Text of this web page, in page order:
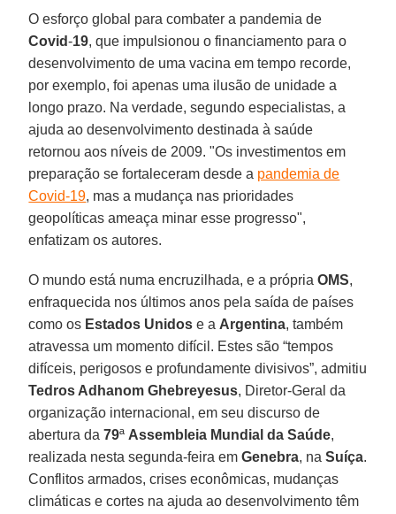
O esforço global para combater a pandemia de
Covid-19, que impulsionou o financiamento para o
desenvolvimento de uma vacina em tempo recorde,
por exemplo, foi apenas uma ilusão de unidade a
longo prazo. Na verdade, segundo especialistas, a
ajuda ao desenvolvimento destinada à saúde
retornou aos níveis de 2009. "Os investimentos em
preparação se fortaleceram desde a pandemia de
Covid-19, mas a mudança nas prioridades
geopolíticas ameaça minar esse progresso",
enfatizam os autores.
O mundo está numa encruzilhada, e a própriaOMS,
enfraquecida nos últimos anos pela saída de países
como os Estados Unidos e a Argentina, também
atravessa um momento difícil. Estes são “tempos
difíceis, perigosos e profundamente divisivos”, admitiu
Tedros Adhanom Ghebreyesus, Diretor-Geral da
organização internacional, em seu discurso de
abertura da79ª Assembleia Mundial da Saúde,
realizada nesta segunda-feira emGenebra, naSuíça.
Conflitos armados, crises econômicas, mudanças
climáticas e cortes na ajuda ao desenvolvimento têm